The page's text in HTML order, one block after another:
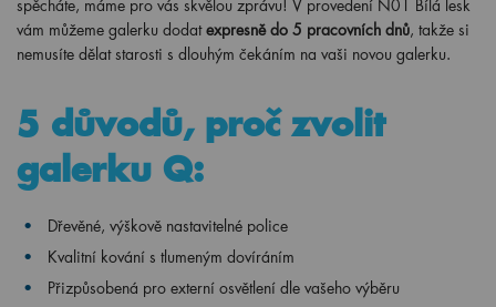
spěcháte, máme pro vás skvělou zprávu! V provedení N01 Bílá lesk
vám můžeme galerku dodat expresně do 5 pracovních dnů, takže si
nemusíte dělat starosti s dlouhým čekáním na vaši novou galerku.
5 důvodů, proč zvolit
galerku Q:
Dřevěné, výškově nastavitelné police
Kvalitní kování s tlumeným dovíráním
Přizpůsobená pro externí osvětlení dle vašeho výběru